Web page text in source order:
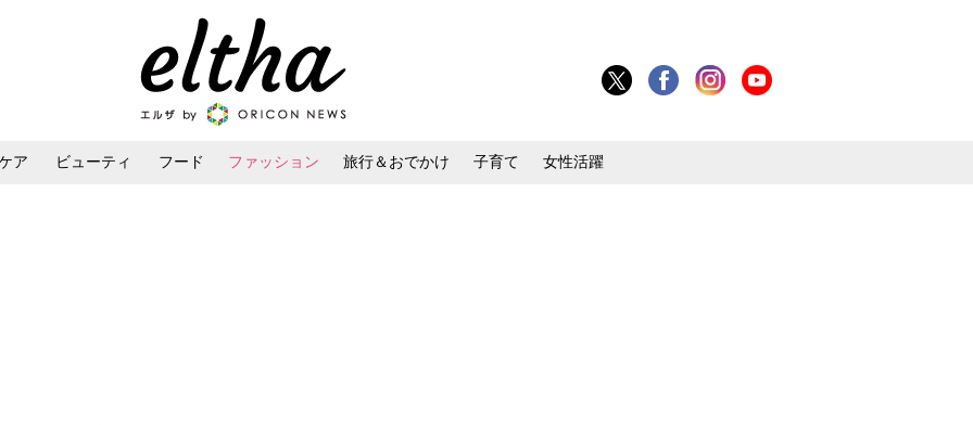
ア ビューティ フード ファッション 旅行＆おでかけ 子育て 女性活躍